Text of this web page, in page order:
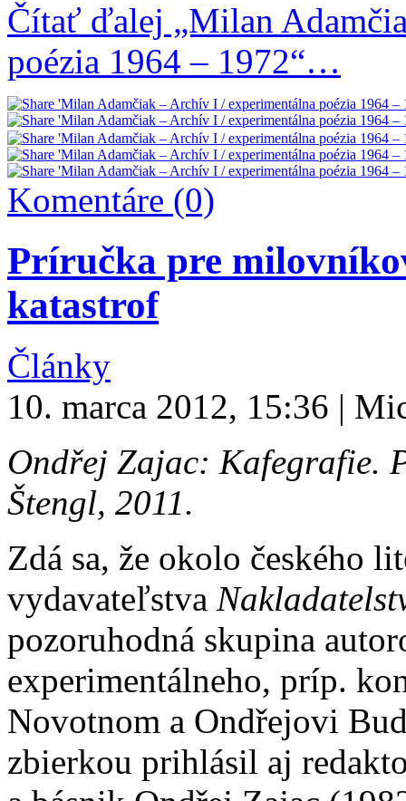
Čítať ďalej „Milan
poézia 1964 – 1972“…
Komentáre (0)
Príručka pre
katastrof
Články
10. marca 2012, 15:36 |
Ondřej Zajac: Kafegrafie.
Štengl, 2011.
Zdá sa, že okolo českého
vydavateľstva
pozoruhodná skupina
experimentálneho, príp.
Novotnom a Ondřejovi
zbierkou prihlásil aj